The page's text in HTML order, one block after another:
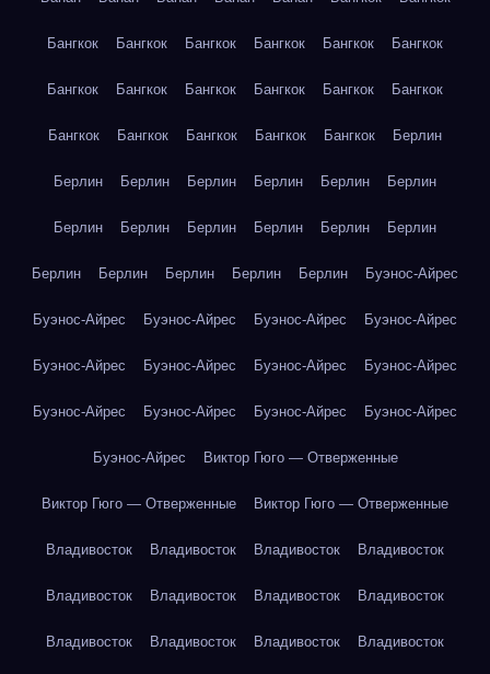
Бангкок Бангкок Бангкок Бангкок Бангкок Бангкок
Бангкок Бангкок Бангкок Бангкок Бангкок Бангкок
Бангкок Бангкок Бангкок Бангкок Бангкок Берлин
Берлин Берлин Берлин Берлин Берлин Берлин
Берлин Берлин Берлин Берлин Берлин Берлин
Берлин Берлин Берлин Берлин Берлин Буэнос-Айрес
Буэнос-Айрес Буэнос-Айрес Буэнос-Айрес Буэнос-Айрес
Буэнос-Айрес Буэнос-Айрес Буэнос-Айрес Буэнос-Айрес
Буэнос-Айрес Буэнос-Айрес Буэнос-Айрес Буэнос-Айрес
Буэнос-Айрес Виктор Гюго — Отверженные
Виктор Гюго — Отверженные Виктор Гюго — Отверженные
Владивосток Владивосток Владивосток Владивосток
Владивосток Владивосток Владивосток Владивосток
Владивосток Владивосток Владивосток Владивосток